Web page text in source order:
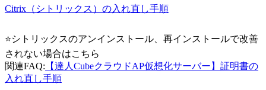
Citrix（シトリックス）の入れ直し手順
⭐シトリックスのアンインストール、再インストールで改善
されない場合はこちら
関連FAQ: 【達人CubeクラウドAP仮想化サーバー】証明書の
入れ直し手順